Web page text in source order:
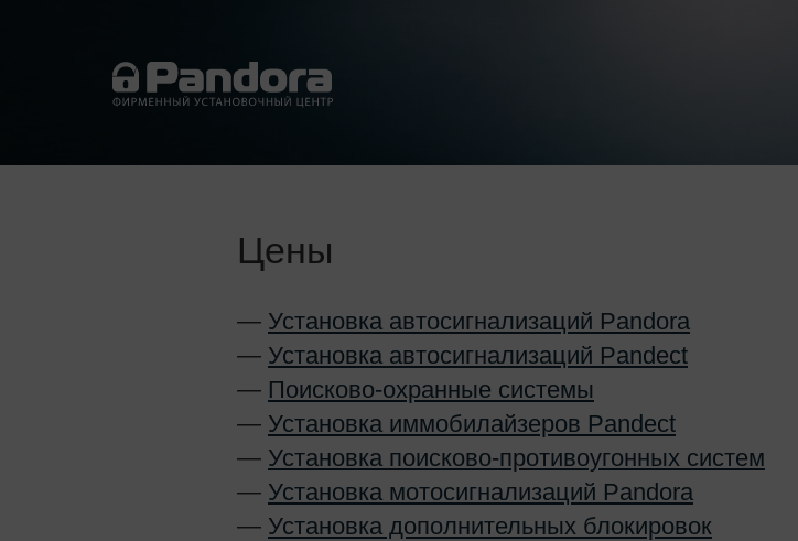
Цены
— Установка автосигнализаций Pandora
— Установка автосигнализаций Pandect
— Поисково-охранные системы
— Установка иммобилайзеров Pandect
— Установка поисково-противоугонных систем
— Установка мотосигнализаций Pandora
— Установка дополнительных блокировок